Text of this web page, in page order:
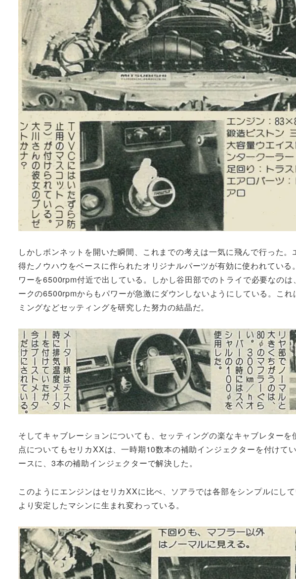
しかしボンネットを開いた瞬間、これまでの考えは一気に飛んで行った
得たノウハウをベースに作られたオリジナルパーツが有効に使われてい
ワーを6500rpm付近で出している。しかし谷田部でのトライで必要なの
ークの6500rpmからもパワーが急激にダウンしないようにしている。こ
ミングなどセッティングを研究した努力の結晶だ。
そしてキャブレーションについても、セッティングの楽なキャブレター
点についてもセリカXXは、一時期10数本の補助インジェクターを付けて
ースに、3本の補助インジェクターで解決した。
このようにエンジンはセリカXXに比べ、ソアラでは各部をシンプルにし
より安定したマシンに生まれ変わっている。